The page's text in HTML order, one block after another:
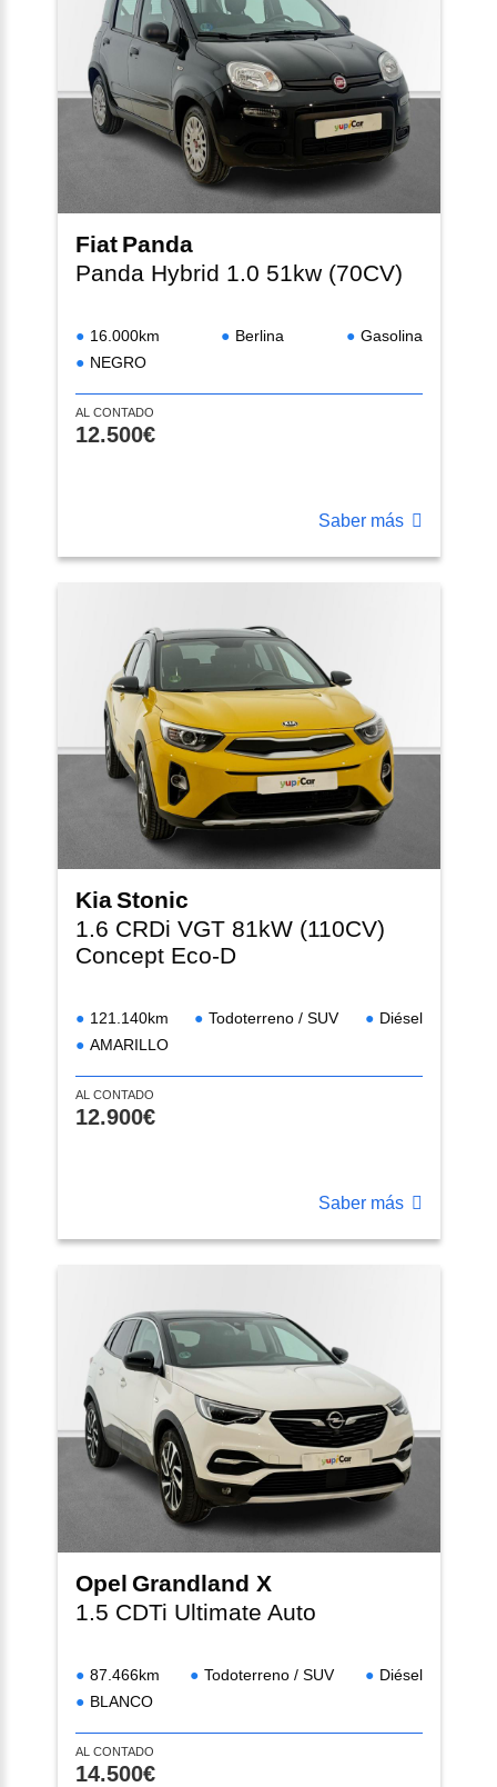
Fiat Panda
Panda Hybrid 1.0 51kw (70CV)
16.000km Berlina
Gasolina
NEGRO
AL CONTADO
12.500€
Saber más
KiaStonic
1.6 CRDi VGT 81kW (110CV)
Concept Eco-D
121.140km Todoterreno / SUV
Diésel
AMARILLO
AL CONTADO
12.900€
Saber más
Opel Grandland X
1.5 CDTi Ultimate Auto
87.466km Todoterreno / SUV
Diésel
BLANCO
AL CONTADO
14.500€